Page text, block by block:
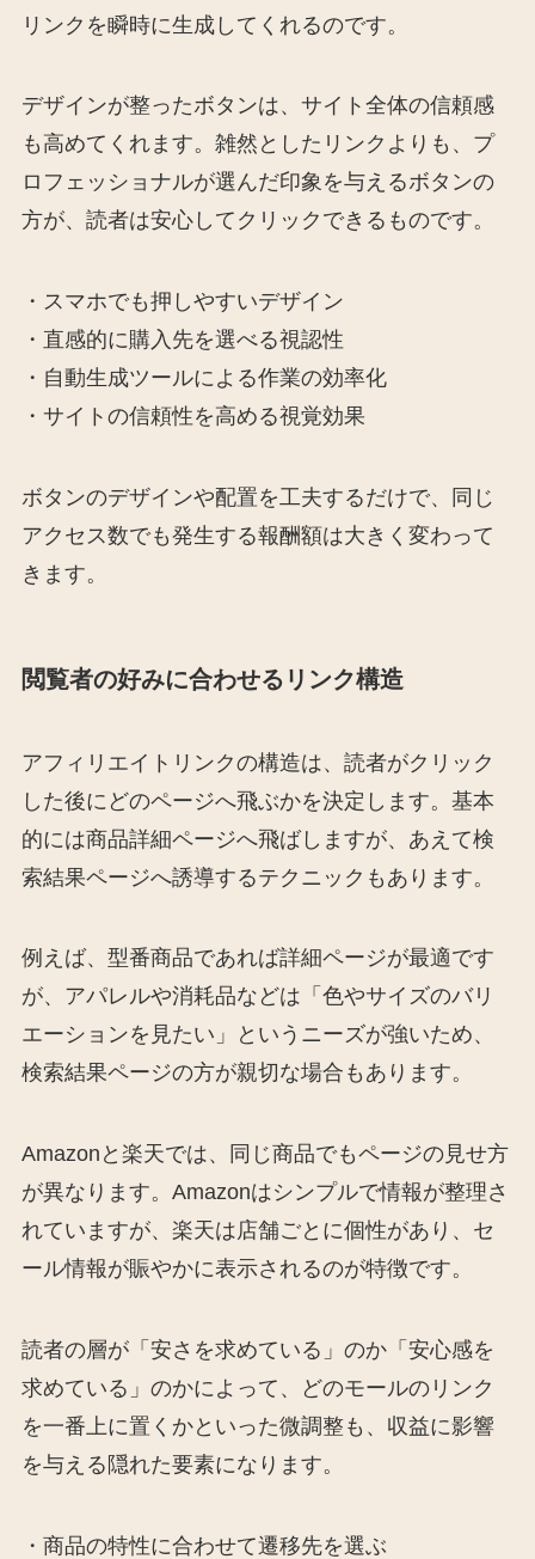
リンクを瞬時に生成してくれるのです。
デザインが整ったボタンは、サイト全体の信頼感
も高めてくれます。雑然としたリンクよりも、プ
ロフェッショナルが選んだ印象を与えるボタンの
方が、読者は安心してクリックできるものです。
・スマホでも押しやすいデザイン
・直感的に購入先を選べる視認性
・自動生成ツールによる作業の効率化
・サイトの信頼性を高める視覚効果
ボタンのデザインや配置を工夫するだけで、同じ
アクセス数でも発生する報酬額は大きく変わって
きます。
閲覧者の好みに合わせるリンク構造
アフィリエイトリンクの構造は、読者がクリック
した後にどのページへ飛ぶかを決定します。基本
的には商品詳細ページへ飛ばしますが、あえて検
索結果ページへ誘導するテクニックもあります。
例えば、型番商品であれば詳細ページが最適です
が、アパレルや消耗品などは「色やサイズのバリ
エーションを見たい」というニーズが強いため、
検索結果ページの方が親切な場合もあります。
Amazonと楽天では、同じ商品でもページの見せ方
が異なります。Amazonはシンプルで情報が整理さ
れていますが、楽天は店舗ごとに個性があり、セ
ール情報が賑やかに表示されるのが特徴です。
読者の層が「安さを求めている」のか「安心感を
求めている」のかによって、どのモールのリンク
を一番上に置くかといった微調整も、収益に影響
を与える隠れた要素になります。
・商品の特性に合わせて遷移先を選ぶ